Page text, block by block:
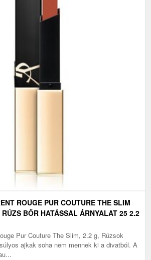
ROUGE PUR COUTURE THE SLIM
BŐR HATÁSSAL ÁRNYALAT 25 2.2
Pur Couture The Slim, 2.2 g, Rúzsok
ajkak soha nem mennek ki a divatból. A